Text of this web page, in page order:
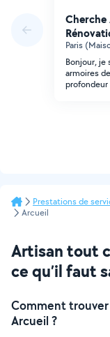
Paris
Bonjour,
armoires
profondeur
Prestations de
Arcueil
Artisan tout
ce qu’il faut
Comment
Arcueil ?